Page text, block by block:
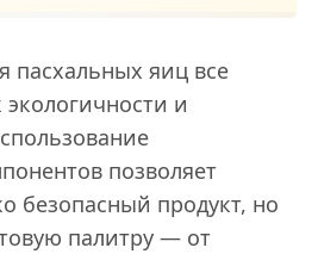
пасхальных яиц все
и
позволяет
безопасный продукт, но
палитру — от